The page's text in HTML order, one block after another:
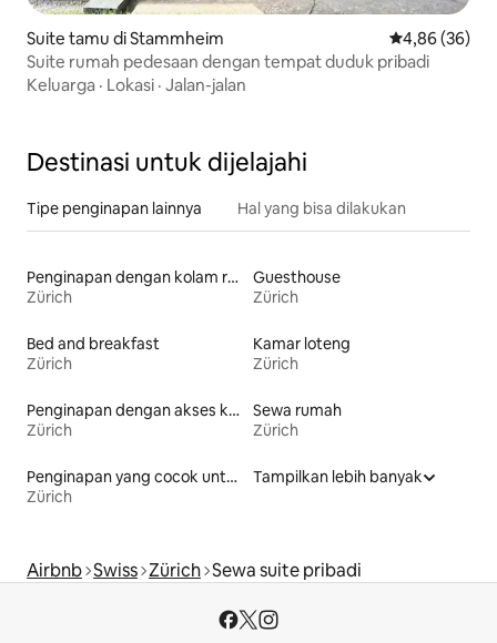
Suite tamu di Stammheim Nilai rata-rata
4,86 (36)
Suite rumah pedesaan dengan tempat duduk pribadi
Keluarga · Lokasi · Jalan-jalan
Destinasi untuk dijelajahi
Tipe penginapan lainnya Hal yang bisa dilakukan
Penginapan dengan kolam renang
Zürich
Guesthouse
Zürich
Bed and breakfast
Zürich
Kamar loteng
Zürich
Penginapan dengan akses ke danau
Zürich
Sewa rumah
Zürich
Penginapan yang cocok untuk keluarga
Zürich
Tampilkan lebih banyak
Airbnb Swiss Zürich Sewa suite pribadi